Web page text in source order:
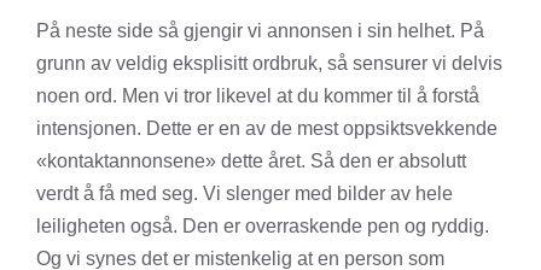
På neste side så gjengir vi annonsen i sin helhet. På
grunn av veldig eksplisitt ordbruk, så sensurer vi delvis
noen ord. Men vi tror likevel at du kommer til å forstå
intensjonen. Dette er en av de mest oppsiktsvekkende
«kontaktannonsene» dette året. Så den er absolutt
verdt å få med seg. Vi slenger med bilder av hele
leiligheten også. Den er overraskende pen og ryddig.
Og vi synes det er mistenkelig at en person som